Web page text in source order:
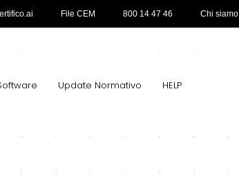
File CEM 800 14 47 46 Chi siamo
Update Normativo HELP